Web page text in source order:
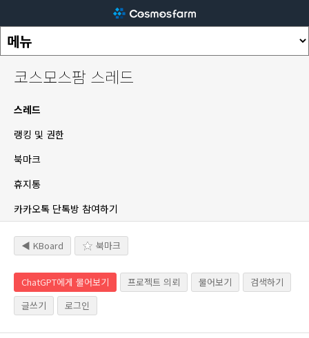
코스모스팜 스레드
스레드
랭킹 및 권한
북마크
휴지통
카카오톡 단톡방 참여하기
◀ KBoard 북마크
ChatGPT에게 물어보기 프로젝트 의뢰 물어보기
검색하기
글쓰기
로그인